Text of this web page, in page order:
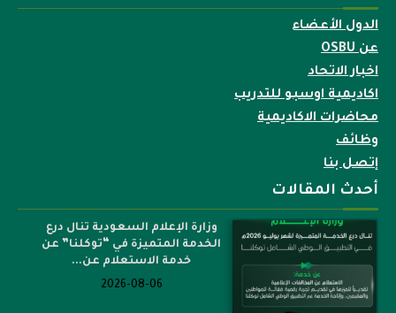
الدول الأعضاء
عن OSBU
اخبار الاتحاد
اكاديمية اوسبو للتدريب
محاضرات الاكاديمية
وظائف
إتصل بنا
أحدث المقالات
وزارة الإعلام السعودية تنال درع
الخدمة المتميزة في “توكلنا” عن
خدمة الاستعلام عن...
2026-08-06